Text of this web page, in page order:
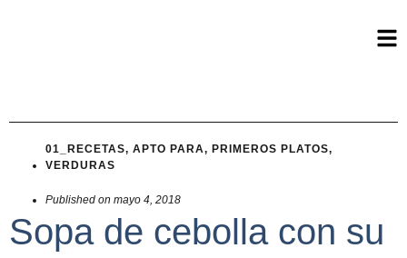
01_RECETAS, APTO PARA, PRIMEROS PLATOS,
VERDURAS
Published on mayo 4, 2018
Sopa de cebolla con su